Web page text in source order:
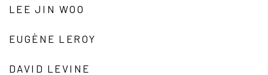
LEE JIN WOO
EUGÈNE LEROY
DAVID LEVINE